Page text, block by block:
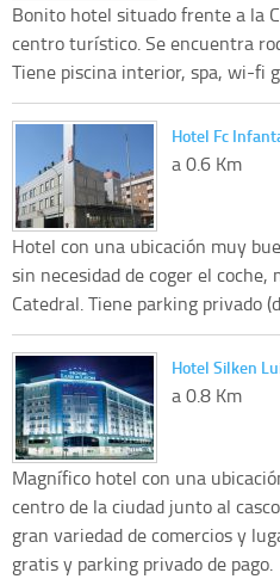
Bonito hotel situado frente a la
centro turístico. Se encuentra
Tiene piscina interior, spa, wi-fi
Hotel Fc
a 0.6 Km
Hotel con una ubicación muy
sin necesidad de coger el coche,
Catedral. Tiene parking privado
Hotel Silken
a 0.8 Km
Magnífico hotel con una
centro de la ciudad junto al
gran variedad de comercios y
gratis y parking privado de pago.